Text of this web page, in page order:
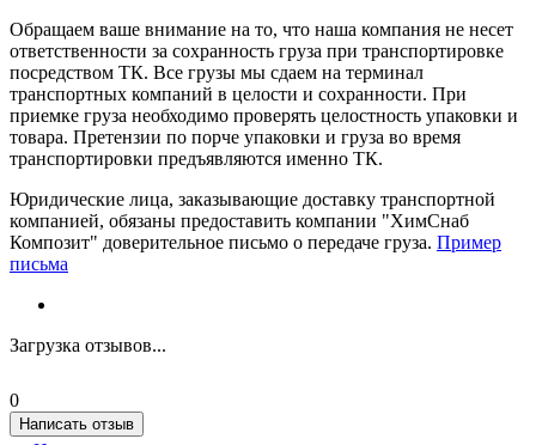
Обращаем ваше внимание на то, что наша компания не несет
ответственности за сохранность груза при транспортировке
посредством ТК. Все грузы мы сдаем на терминал
транспортных компаний в целости и сохранности. При
приемке груза необходимо проверять целостность упаковки и
товара. Претензии по порче упаковки и груза во время
транспортировки предъявляются именно ТК.
Юридические лица, заказывающие доставку транспортной
компанией, обязаны предоставить компании "ХимСнаб
Композит" доверительное письмо о передаче груза. Пример
письма
Загрузка отзывов...
0
Написать отзыв